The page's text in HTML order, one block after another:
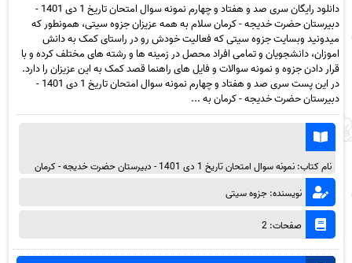
دانلود رایگان سری صد و هفتاد و چهارم نمونه سوال امتحان تاریخ 1 دی 1401 -
دبیرستان حضرت خدیجه - کرمان سلام به همه عزیزان جزوه سیتی، همونطور که
میدونید وبسایت جزوه سیتی که فعالیت خودش رو در راستای کمک به دانش
اموزان، دانشجویان و تمامی افراد محصل در زمینه ها و رشته های مختلف کرده و با
قرار دادن جزوه و نمونه سوالات و فایل های راهنما قصد کمک به این عزیزان را دارد.
در این پست سری صد و هفتاد و چهارم نمونه سوال امتحان تاریخ 1 دی 1401 -
دبیرستان حضرت خدیجه - کرمان به ...
نام کتاب: نمونه سوال امتحان تاریخ 1 دی 1401 - دبیرستان حضرت خدیجه - کرمان
نویسنده: جزوه سیتی
صفحات: 2